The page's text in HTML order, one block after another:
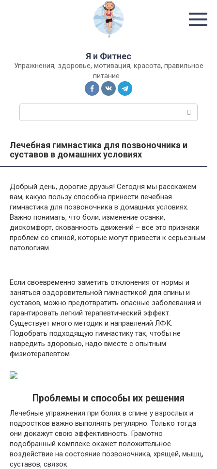
Я и Фитнес
Упражнения, здоровье, мотивация, красота, правильное
питание…
о
к
:
Лечебная гимнастика для позвоночника и
суставов в домашних условиях
Добрый день, дорогие друзья! Сегодня мы расскажем
вам, какую пользу способна принести лечебная
гимнастика для позвоночника в домашних условиях.
Важно понимать, что боли, изменение осанки,
дискомфорт, скованность движений – все это признаки
проблем со спиной, которые могут привести к серьезным
патологиям.
Если своевременно заметить отклонения от нормы и
заняться оздоровительной гимнастикой для спины и
суставов, можно предотвратить опасные заболевания и
гарантировать легкий терапевтический эффект.
Существует много методик и направлений ЛФК.
Подобрать подходящую гимнастику так, чтобы не
навредить здоровью, надо вместе с опытным
физиотерапевтом.
Проблемы и способы их решения
Лечебные упражнения при болях в спине у взрослых и
подростков важно выполнять регулярно. Только тогда
они докажут свою эффективность. Грамотно
подобранный комплекс окажет положительное
воздействие на состояние позвоночника, хрящей, мышц,
суставов, связок.